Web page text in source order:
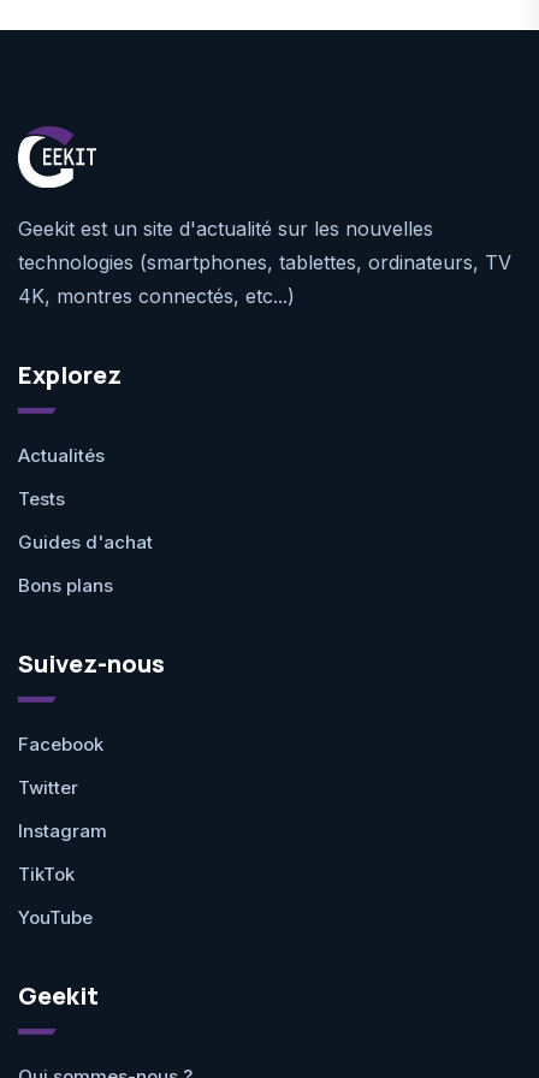
Geekit est un site d'actualité sur les nouvelles
technologies (smartphones, tablettes, ordinateurs, TV
4K, montres connectés, etc...)
Explorez
Actualités
Tests
Guides d'achat
Bons plans
Suivez-nous
Facebook
Twitter
Instagram
TikTok
YouTube
Geekit